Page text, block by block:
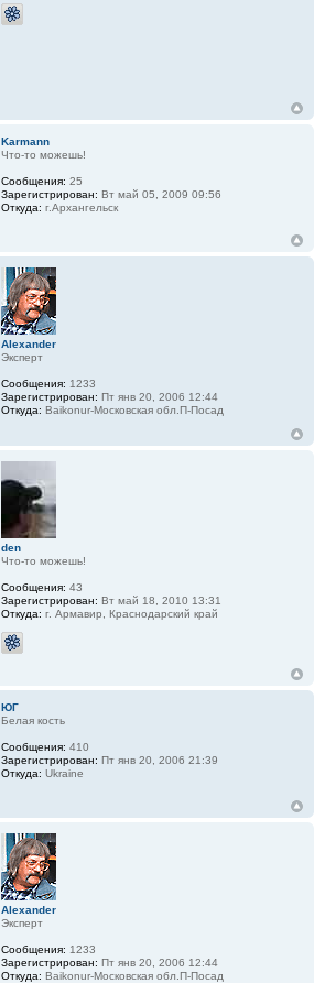
Karmann
Что-то можешь!
Сообщения: 25
Зарегистрирован: Вт май 05, 2009 09:56
Откуда: г.Архангельск
Alexander
Эксперт
Сообщения: 1233
Зарегистрирован: Пт янв 20, 2006 12:44
Откуда: Baikonur-Московская обл.П-Посад
den
Что-то можешь!
Сообщения: 43
Зарегистрирован: Вт май 18, 2010 13:31
Откуда: г. Армавир, Краснодарский край
ЮГ
Белая кость
Сообщения: 410
Зарегистрирован: Пт янв 20, 2006 21:39
Откуда: Ukraine
Alexander
Эксперт
Сообщения: 1233
Зарегистрирован: Пт янв 20, 2006 12:44
Откуда: Baikonur-Московская обл.П-Посад